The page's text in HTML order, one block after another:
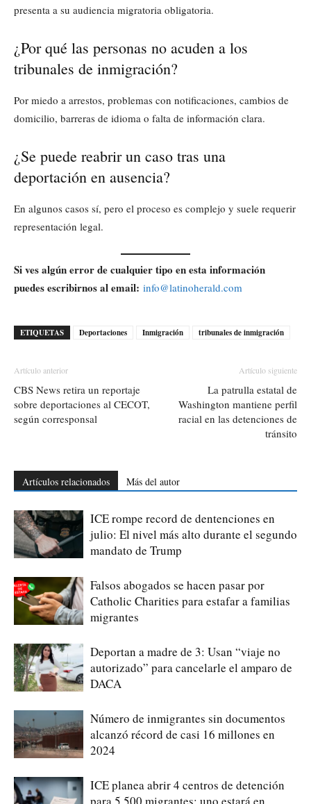
presenta a su audiencia migratoria obligatoria.
¿Por qué las personas no acuden a los
tribunales de inmigración?
Por miedo a arrestos, problemas con notificaciones, cambios de
domicilio, barreras de idioma o falta de información clara.
¿Se puede reabrir un caso tras una
deportación en ausencia?
En algunos casos sí, pero el proceso es complejo y suele requerir
representación legal.
Si ves algún error de cualquier tipo en esta información
puedes escribirnos al email: info@latinoherald.com
ETIQUETAS Deportaciones Inmigración tribunales de inmigración
Artículo anterior
CBS News retira un reportaje
sobre deportaciones al CECOT,
según corresponsal
Artículo siguiente
La patrulla estatal de
Washington mantiene perfil
racial en las detenciones de
tránsito
Artículos relacionados Más del autor
ICE rompe record de dentenciones en
julio: El nivel más alto durante el segundo
mandato de Trump
Falsos abogados se hacen pasar por
Catholic Charities para estafar a familias
migrantes
Deportan a madre de 3: Usan “viaje no
autorizado” para cancelarle el amparo de
DACA
Número de inmigrantes sin documentos
alcanzó récord de casi 16 millones en
2024
ICE planea abrir 4 centros de detención
para 5,500 migrantes; uno estará en